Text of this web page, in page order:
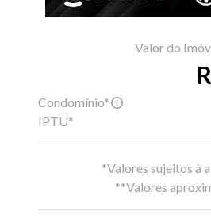
Valor do
Condomínio*
IPTU*
*Valores sujeitos à
**Valores